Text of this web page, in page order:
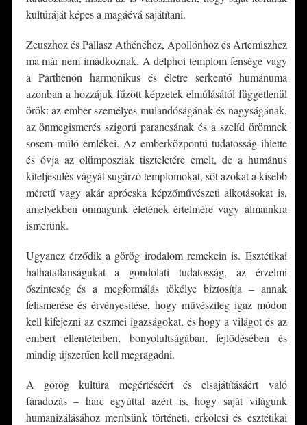
kultúráját képes a magáévá sajátítani.
Zeuszhoz és Pallasz Athénéhez, Apollónhoz és Artemiszhez
ma már nem imádkoznak. A delphoi templom fensége vagy
a Parthenón harmonikus és életre serkentő humánuma
azonban a hozzájuk fűzött képzetek elmúlásától függetlenül
örök: az ember személyes mulandóságának és nagyságának,
az önmegismerés szigorú parancsának és a szelíd örömnek
sosem múló emlékei. Az emberközpontú tudatosság ihlette
és óvja az olümposziak tiszteletére emelt, de a humánus
kiteljesülés vágyát sugárzó templomokat, sőt azokat a kisebb
méretű vagy akár aprócska képzőművészeti alkotásokat is,
amelyekben önmagunk életének értelmére vagy álmainkra
ismerünk.
Ugyanez érződik a görög irodalom remekein is. Esztétikai
halhatatlanságukat a gondolati tudatosság, az érzelmi
őszinteség és a megformálás tökélye biztosítja – annak
felismerése és érvényesítése, hogy művészileg igaz módon
kell kifejezni az eszmei igazságokat, és hogy a világot és az
embert ellentéteiben, bonyolultságában, fejlődésében és
mindig újszerűen kell megragadni.
A görög kultúra megértéséért és elsajátításáért való
fáradozás – harc egyúttal azért is, hogy saját világunk
humanizálásához merítsünk történeti, erkölcsi és esztétikai